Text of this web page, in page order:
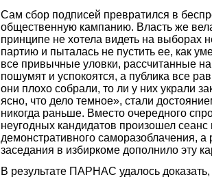
Сам сбор подписей превратился в
общественную кампанию. Власть же
принципе не хотела видеть на выборах
партию и пыталась не пустить ее, как
все привычные уловки, рассчитанные на
пошумят и успокоятся, а публика все
они плохо собрали, то ли у них украли
ясно, что дело темное», стали
никогда раньше. Вместо очередного
неугодных кандидатов произошел сеанс
демонстративного саморазоблачения, а
заседания в избиркоме дополнило эту
В результате ПАРНАС удалось